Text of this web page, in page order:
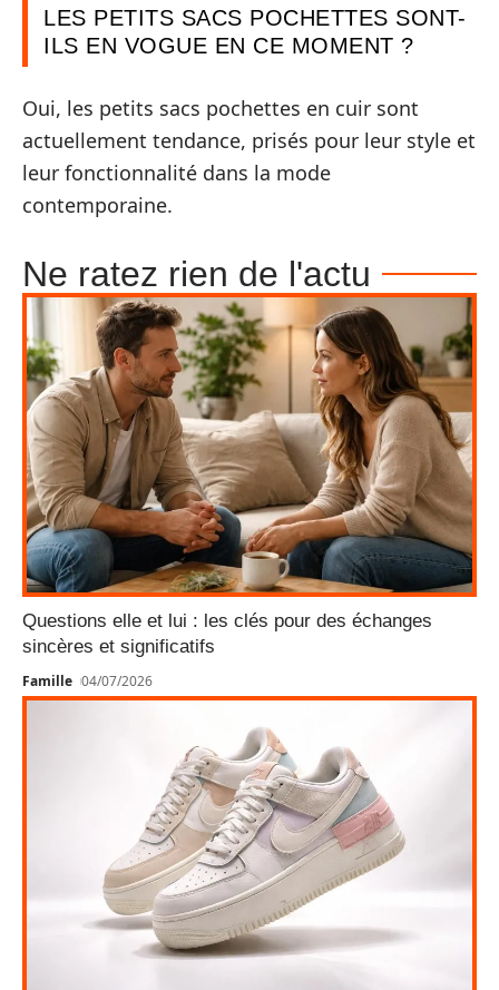
LES PETITS SACS POCHETTES SONT-
ILS EN VOGUE EN CE MOMENT ?
Oui, les petits sacs pochettes en cuir sont
actuellement tendance, prisés pour leur style et
leur fonctionnalité dans la mode
contemporaine.
Ne ratez rien de l'actu
Questions elle et lui : les clés pour des échanges
sincères et significatifs
Famille 04/07/2026